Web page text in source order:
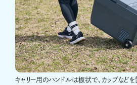
キャリー用のハンドルは板状で、カップなど